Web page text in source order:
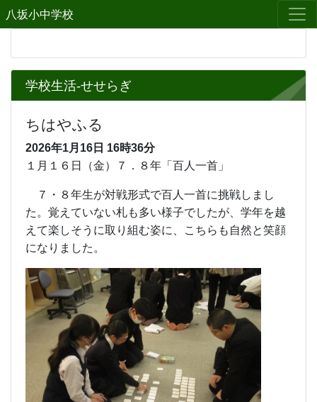
八坂小中学校
学校生活-せせらぎ
ちはやふる
2026年1月16日 16時36分
１月１６日（金）７．８年「百人一首」
７・８年生が対戦形式で百人一首に挑戦しまし
た。覚えていない札も多い様子でしたが、学年を越
えて楽しそうに取り組む姿に、こちらも自然と笑顔
になりました。